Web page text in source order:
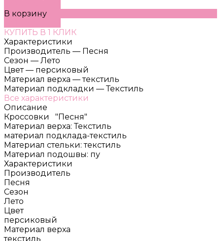
В корзину
КУПИТЬ В 1 КЛИК
Характеристики
Производитель — Песня
Сезон — Лето
Цвет — персиковый
Материал верха — текстиль
Материал подкладки — Текстиль
Все характеристики
Описание
Кроссовки "Песня"
Материал верха: Текстиль
материал подклада-текстиль
Материал стельки: текстиль
Материал подошвы: пу
Характеристики
Производитель
Песня
Сезон
Лето
Цвет
персиковый
Материал верха
текстиль